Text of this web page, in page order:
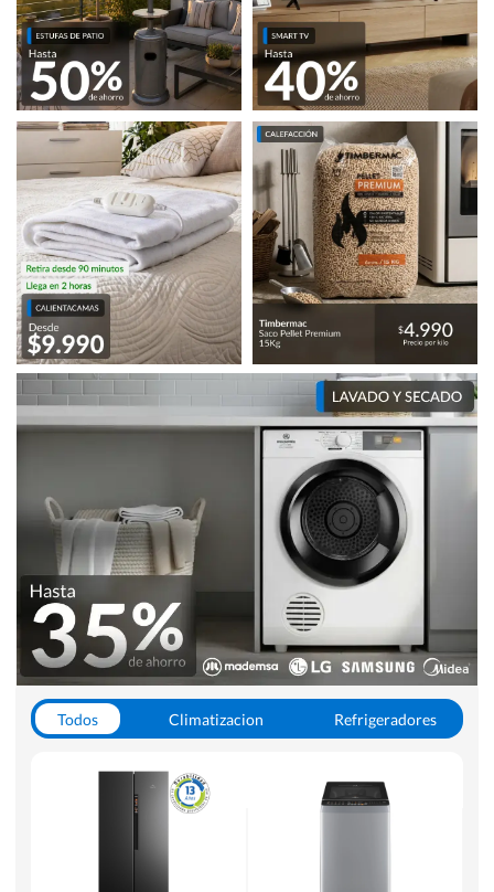
Todos Climatizacion
Refrigeradores
Hornos y Microondas